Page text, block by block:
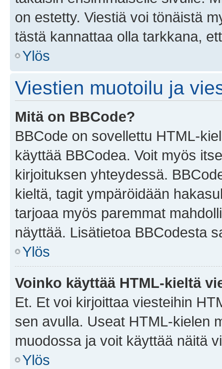
on estetty. Viestiä voi tönäistä
tästä kannattaa olla tarkkana,
Ylös
Viestien muotoilu ja
Mitä on BBCode?
BBCode on sovellettu HTML-
käyttää BBCodea. Voit myös
kirjoituksen yhteydessä.
kieltä, tagit ympäröidään
tarjoaa myös paremmat
näyttää. Lisätietoa BBCodesta
Ylös
Voinko käyttää HTML-kieltä
Et. Et voi kirjoittaa viesteihin
sen avulla. Useat HTML-kielen
muodossa ja voit käyttää näitä
Ylös